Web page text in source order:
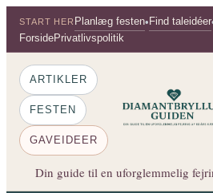
Spring
indhold
START HER Planlæg festen• Find taleidéer
ForsidePrivatlivspolitik
ARTIKLER
FESTEN
GAVEIDEER
Din guide til en uforglemmelig